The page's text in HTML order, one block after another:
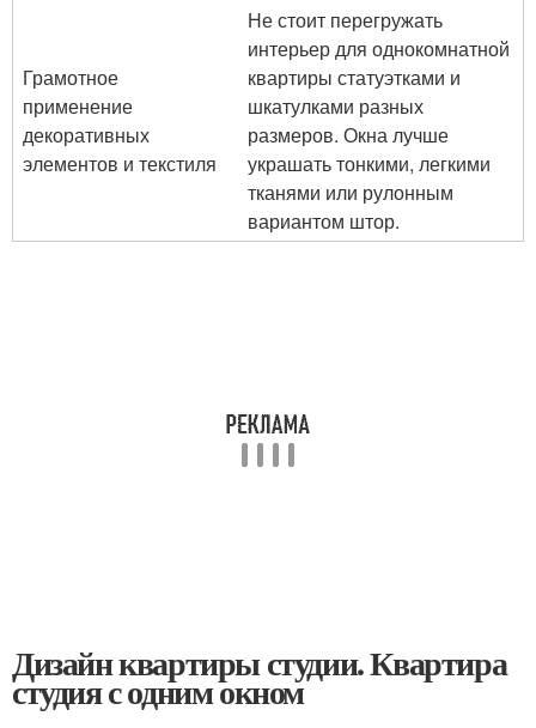
Грамотное
применение
декоративных
элементов и текстиля
Не стоит перегружать
интерьер для однокомнатной
квартиры статуэтками и
шкатулками разных
размеров. Окна лучше
украшать тонкими, легкими
тканями или рулонным
вариантом штор.
Дизайн квартиры студии. Квартира
студия с одним окном